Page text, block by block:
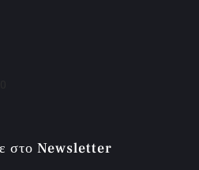
στο Newsletter